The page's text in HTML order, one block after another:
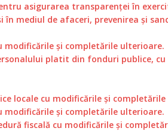
asigurarea transparenței în
mediul de afaceri, prevenirea și
modificările și completările ulterioare.
platit din fonduri publice,
locale cu modificările și
modificările și completările ulterioare.
fiscală cu modificările și